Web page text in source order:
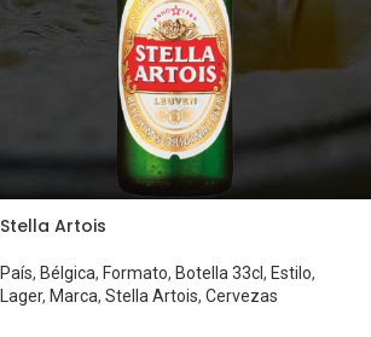
Stella Artois
País, Bélgica, Formato, Botella 33cl, Estilo,
Lager, Marca, Stella Artois, Cervezas